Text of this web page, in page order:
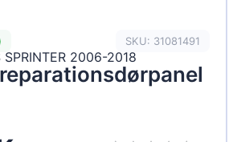
SKU: 31081491
SPRINTER 2006-2018